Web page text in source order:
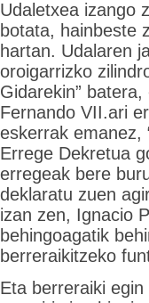
Udaletxea izango
botata, hainbeste
hartan. Udalaren
oroigarrizko
Gidarekin”
Fernando VII.ari
eskerrak emanez,
Errege Dekretua
erregeak bere
deklaratu zuen
izan zen, Ignacio
behingoagatik
berreraikitzeko
Eta berreraiki